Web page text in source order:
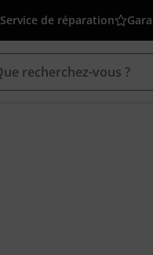
Service de réparation